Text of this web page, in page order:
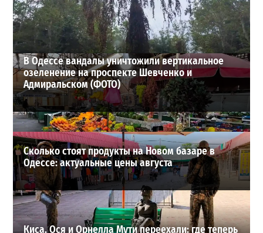
29-07-2026 в 19:28
ВИБОР РЕДАКЦИИ
В Одессе вандалы уничтожили вертикальное
озеленение на проспекте Шевченко и
Адмиральском (ФОТО)
Сколько стоят продукты на Новом базаре в
Одессе: актуальные цены августа
Киса, Ося и Орнелла Мути переехали: где теперь